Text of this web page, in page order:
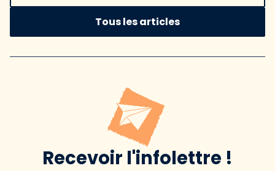
Tous les articles
Recevoir l'infolettre !